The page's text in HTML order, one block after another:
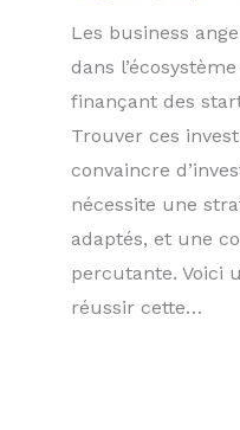
Les business
dans
finançant des
Trouver ces
convaincre
nécessite une
adaptés, et une
percutante. Voici
réussir cette…